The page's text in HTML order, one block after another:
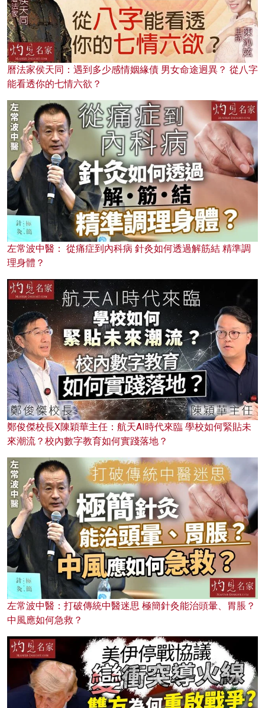
曆法家侯天同：遇到多少感情姻緣債 男女命途迥異？ 從八字
能看透你的七情六欲？
左常波中醫： 從痛症到內科病 針灸如何透過解筋結 精準調
理身體？
鄭俊傑校長X陳穎華主任：航天AI時代來臨 學校如何緊貼未
來潮流？校內數字教育如何實踐落地？
左常波中醫：打破傳統中醫迷思 極簡針灸能治頭暈、胃脹？
中風應如何急救？